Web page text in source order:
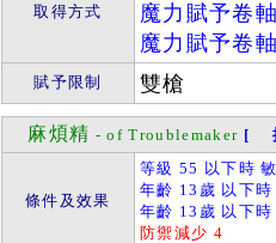
取得方式
魔力賦予卷
魔力賦予卷
賦予限制 雙槍
麻煩精 - of Troublemaker [
條件及效果
等級 55 以下時
年齡 13歲 以下
年齡 13歲 以下
防禦減少 4